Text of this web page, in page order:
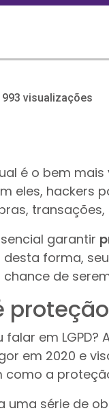
visualizações
é o bem
eles, hackers
garantir
desta forma,
de
falar em LGPD?
em 2020 e
como a
uma série de